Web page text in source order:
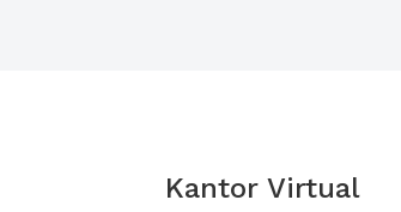
Kantor Virtual